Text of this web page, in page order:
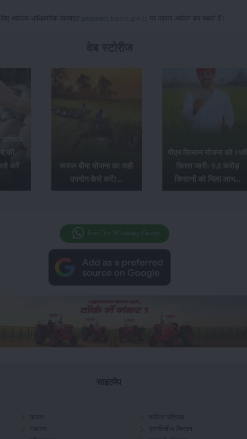
आवेदक आधिकारिक वेबसाइट pmkusum.hareda.gov.in पर जाकर आवेदन कर सकते हैं।
की
करें
फसल बीमा योजना का सही
उपयोग कैसे करें?...
पीएम किसान योजना की 19वीं
किस्त जारी: 9.8 करोड़
किसानों को मिला लाभ...
Join Our Whatsapp Group